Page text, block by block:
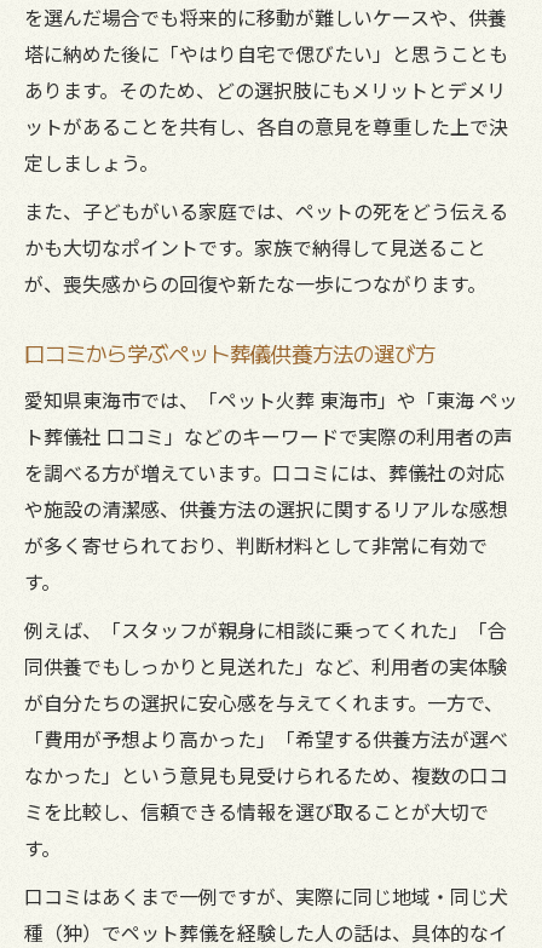
を選んだ場合でも将来的に移動が難しいケースや、供養
塔に納めた後に「やはり自宅で偲びたい」と思うことも
あります。そのため、どの選択肢にもメリットとデメリ
ットがあることを共有し、各自の意見を尊重した上で決
定しましょう。
また、子どもがいる家庭では、ペットの死をどう伝える
かも大切なポイントです。家族で納得して見送ること
が、喪失感からの回復や新たな一歩につながります。
口コミから学ぶペット葬儀供養方法の選び方
愛知県東海市では、「ペット火葬 東海市」や「東海 ペッ
ト葬儀社 口コミ」などのキーワードで実際の利用者の声
を調べる方が増えています。口コミには、葬儀社の対応
や施設の清潔感、供養方法の選択に関するリアルな感想
が多く寄せられており、判断材料として非常に有効で
す。
例えば、「スタッフが親身に相談に乗ってくれた」「合
同供養でもしっかりと見送れた」など、利用者の実体験
が自分たちの選択に安心感を与えてくれます。一方で、
「費用が予想より高かった」「希望する供養方法が選べ
なかった」という意見も見受けられるため、複数の口コ
ミを比較し、信頼できる情報を選び取ることが大切で
す。
口コミはあくまで一例ですが、実際に同じ地域・同じ犬
種（狆）でペット葬儀を経験した人の話は、具体的なイ